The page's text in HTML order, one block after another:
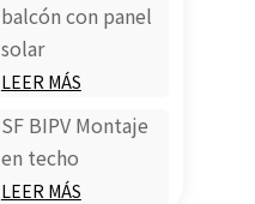
balcón con panel
solar
LEER MÁS
SF BIPV Montaje
en techo
LEER MÁS